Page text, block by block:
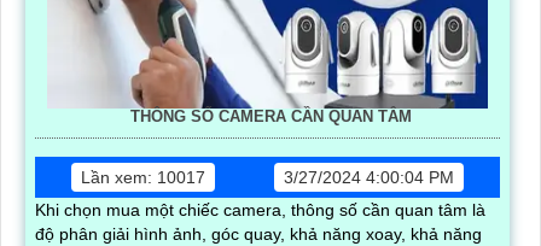
THÔNG SỐ CAMERA CẦN QUAN TÂM
Lần xem: 10017
3/27/2024 4:00:04 PM
Khi chọn mua một chiếc camera, thông số cần quan tâm là
độ phân giải hình ảnh, góc quay, khả năng xoay, khả năng